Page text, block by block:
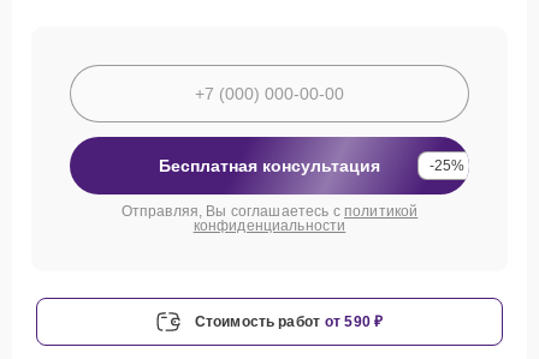
Бесплатная консультация -25%
Отправляя, Вы соглашаетесь с политикой
конфиденциальности
Стоимость работ от 590 ₽